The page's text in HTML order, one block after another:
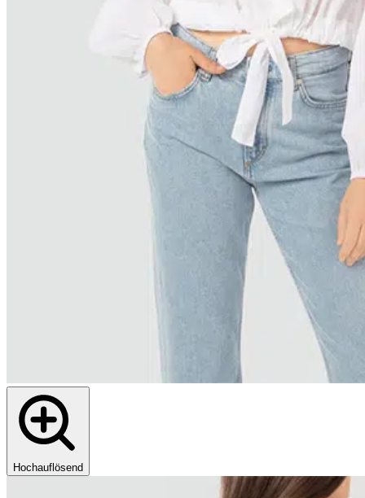
Hochauflösend